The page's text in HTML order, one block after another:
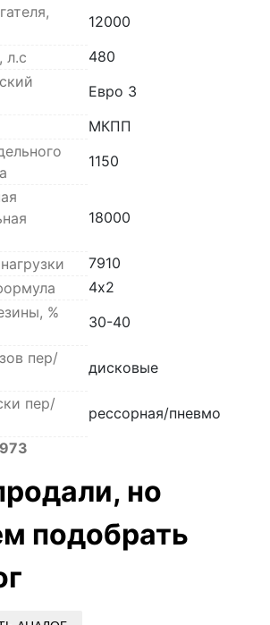
12000
л.с
480
Евро 3
МКПП
1150
18000
7910
4х2
%
30-40
пер/
дисковые
пер/
рессорная/пневмо
973
но
подобрать